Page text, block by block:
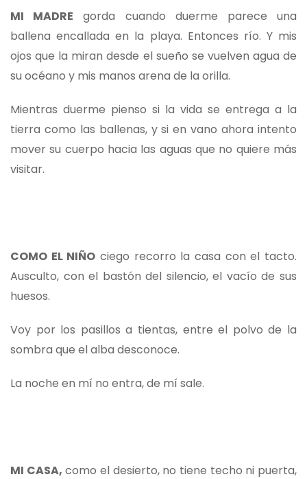
MI MADRE gorda cuando duerme parece una
ballena encallada en la playa. Entonces río. Y mis
ojos que la miran desde el sueño se vuelven agua de
su océano y mis manos arena de la orilla.
Mientras duerme pienso si la vida se entrega a la
tierra como las ballenas, y si en vano ahora intento
mover su cuerpo hacia las aguas que no quiere más
visitar.
COMO EL NIÑO ciego recorro la casa con el tacto.
Ausculto, con el bastón del silencio, el vacío de sus
huesos.
Voy por los pasillos a tientas, entre el polvo de la
sombra que el alba desconoce.
La noche en mí no entra, de mí sale.
MI CASA, como el desierto, no tiene techo ni puerta,